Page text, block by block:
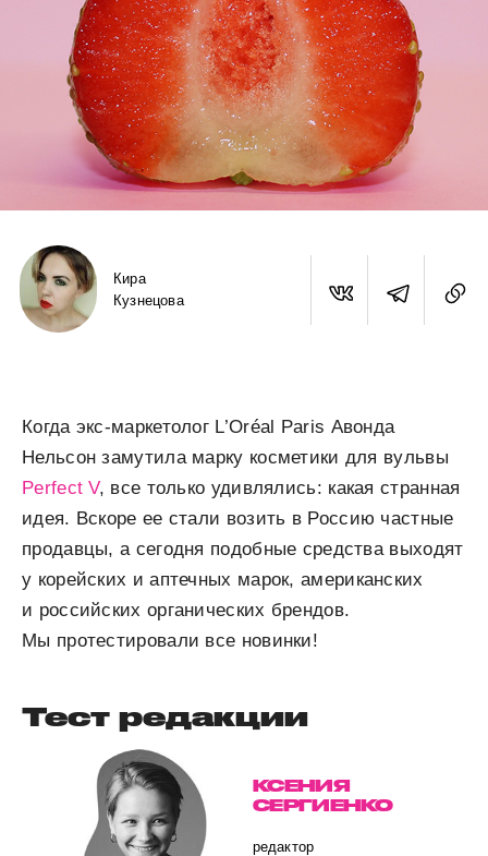
Кира
Кузнецова
Когда экс-маркетолог L’Oréal Paris Авонда
Нельсон замутила марку косметики для вульвы
Perfect V, все только удивлялись: какая странная
идея. Вскоре ее стали возить в Россию частные
продавцы, а сегодня подобные средства выходят
у корейских и аптечных марок, американских
и российских органических брендов.
Мы протестировали все новинки!
Тест редакции
КСЕНИЯ
СЕРГИЕНКО
редактор